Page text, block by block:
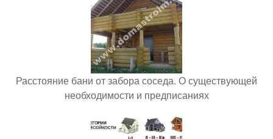
Расстояние бани от забора соседа. О существующей
необходимости и предписаниях